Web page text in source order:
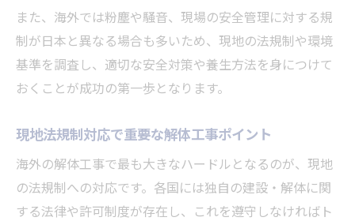
また、海外では粉塵や騒音、現場の安全管理に対する規
制が日本と異なる場合も多いため、現地の法規制や環境
基準を調査し、適切な安全対策や養生方法を身につけて
おくことが成功の第一歩となります。
現地法規制対応で重要な解体工事ポイント
海外の解体工事で最も大きなハードルとなるのが、現地
の法規制への対応です。各国には独自の建設・解体に関
する法律や許可制度が存在し、これを遵守しなければト